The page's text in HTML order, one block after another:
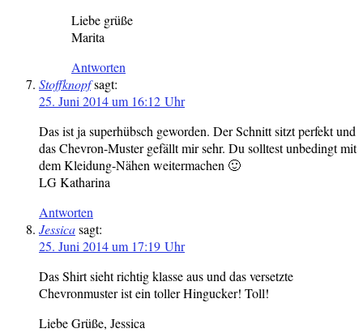
Liebe grüße
Marita
Antworten
Stoffknopfsagt:
25. Juni 2014 um 16:12 Uhr
Das ist ja superhübsch geworden. Der Schnitt sitzt perfekt und
das Chevron-Muster gefällt mir sehr. Du solltest unbedingt mit
dem Kleidung-Nähen weitermachen 🙂
LG Katharina
Antworten
Jessicasagt:
25. Juni 2014 um 17:19 Uhr
Das Shirt sieht richtig klasse aus und das versetzte
Chevronmuster ist ein toller Hingucker! Toll!
Liebe Grüße, Jessica